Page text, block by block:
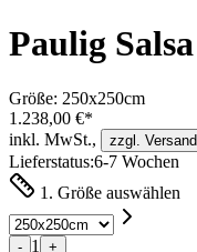
Paulig
Größe: 250x250cm
1.238,00 €*
inkl. MwSt.,
zzgl.
Lieferstatus:6-7 Wochen
1. Größe auswählen
- 1 +